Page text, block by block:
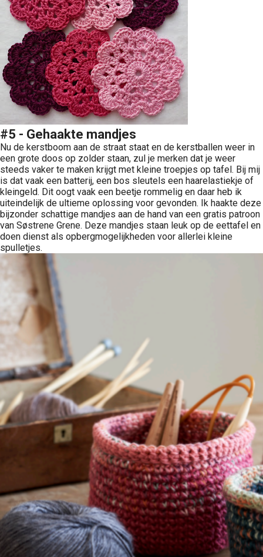
#5 - Gehaakte mandjes
Nu de kerstboom aan de straat staat en de kerstballen weer in
een grote doos op zolder staan, zul je merken dat je weer
steeds vaker te maken krijgt met kleine troepjes op tafel. Bij mij
is dat vaak een batterij, een bos sleutels een haarelastiekje of
kleingeld. Dit oogt vaak een beetje rommelig en daar heb ik
uiteindelijk de ultieme oplossing voor gevonden. Ik haakte deze
bijzonder schattige mandjes aan de hand van een gratis patroon
van Søstrene Grene. Deze mandjes staan leuk op de eettafel en
doen dienst als opbergmogelijkheden voor allerlei kleine
spulletjes.